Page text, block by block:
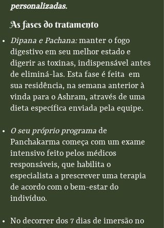
personalizadas.
As fases do tratamento
Dipana e Pachana:manter o fogo
digestivo em seu melhor estado e
digerir as toxinas, indispensável antes
de eliminá-las. Esta fase é feita em
sua residência, na semana anterior à
vinda para o Ashram, através de uma
dieta específica enviada pela equipe.
O seu próprio programa de
Panchakarma começa com um exame
intensivo feito pelos médicos
responsáveis, que habilita o
especialista a prescrever uma terapia
de acordo com o bem-estar do
indivíduo.
No decorrer dos 7 dias de imersão no